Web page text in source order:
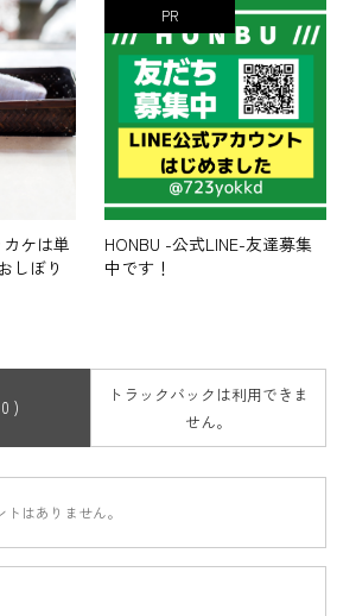
ケは単
しぼり
PR
HONBU -公式LINE-友達募集
中です！
)
トラックバックは利用できま
せん。
はありません。